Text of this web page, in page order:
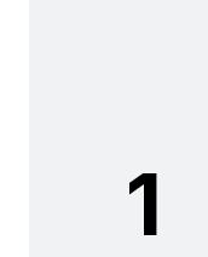
1